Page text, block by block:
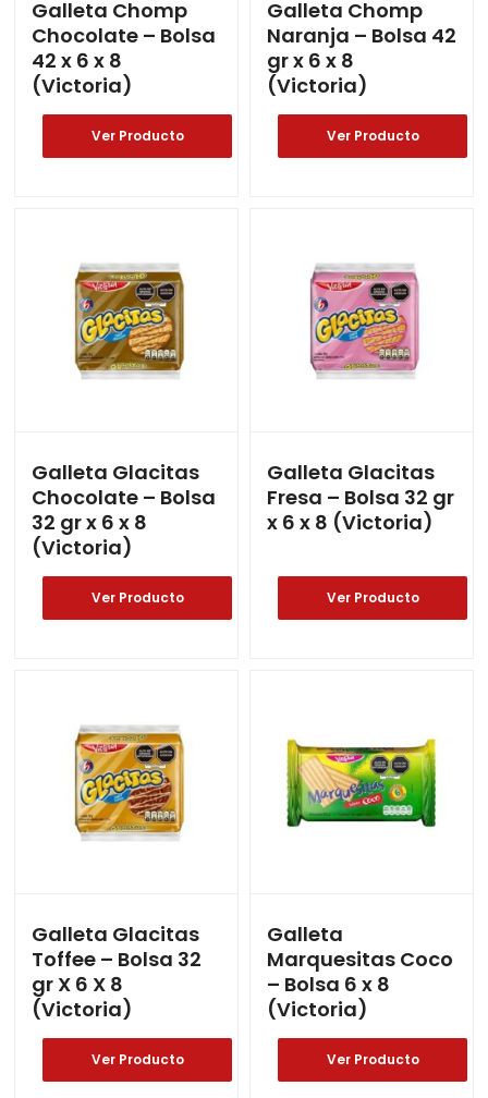
Galleta Chomp
Chocolate – Bolsa
42 x 6 x 8
(Victoria)
Ver Producto
Galleta Chomp
Naranja – Bolsa 42
gr x 6 x 8
(Victoria)
Ver Producto
Galleta Glacitas
Chocolate – Bolsa
32 gr x 6 x 8
(Victoria)
Ver Producto
Galleta Glacitas
Fresa – Bolsa 32 gr
x 6 x 8 (Victoria)
Ver Producto
Galleta Glacitas
Toffee – Bolsa 32
gr X 6 X 8
(Victoria)
Ver Producto
Galleta
Marquesitas Coco
– Bolsa 6 x 8
(Victoria)
Ver Producto